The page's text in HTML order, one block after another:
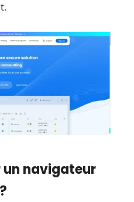
un navigateur